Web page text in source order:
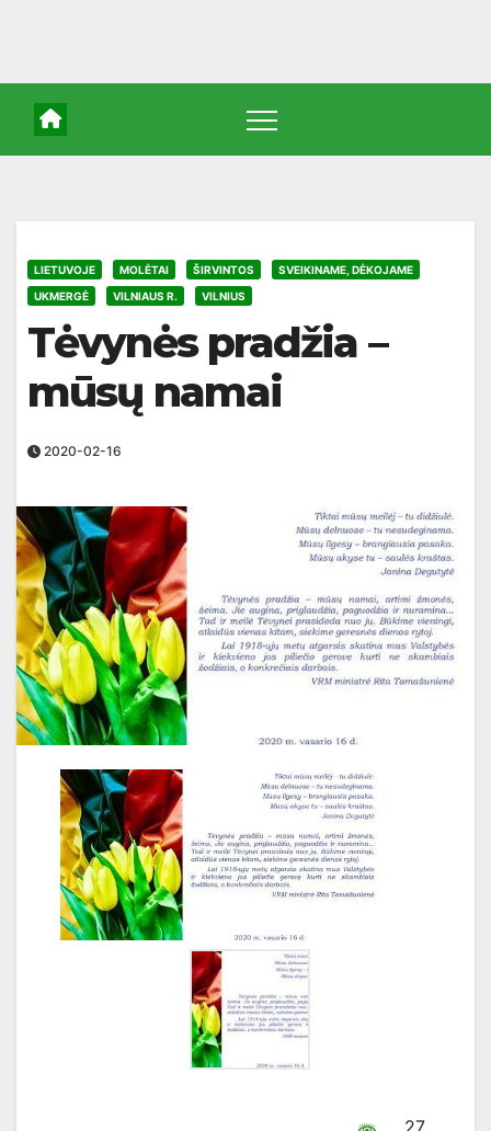
LIETUVOJE MOLĖTAI ŠIRVINTOS
SVEIKINAME, DĖKOJAME
UKMERGĖ
VILNIAUS R. VILNIUS
Tėvynės pradžia –
mūsų namai
2020-02-16
27